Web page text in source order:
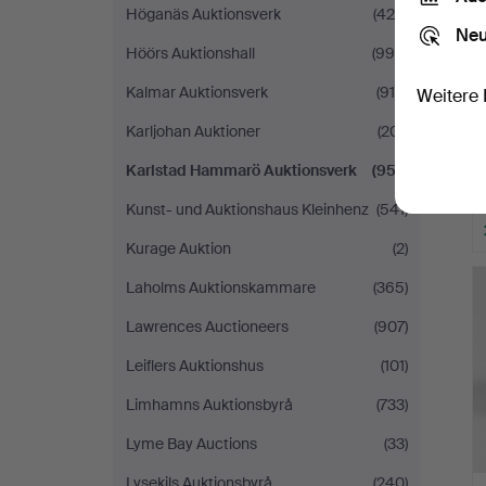
Höganäs Auktionsverk
(425)
Höörs Auktionshall
(995)
Kalmar Auktionsverk
(916)
Karljohan Auktioner
(201)
Karlstad Hammarö Auktionsverk
(957)
Kunst- und Auktionshaus Kleinhenz (541)
Kurage Auktion
(2)
Laholms Auktionskammare
(365)
Lawrences Auctioneers
(907)
Leiflers Auktionshus
(101)
Limhamns Auktionsbyrå
(733)
Lyme Bay Auctions
(33)
Weitere